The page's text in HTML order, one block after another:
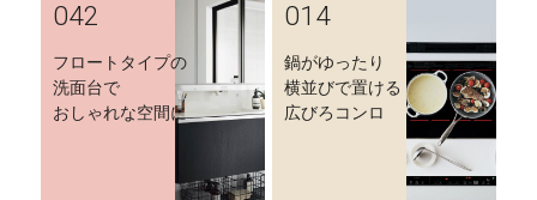
042
フロートタイプの
洗面台で
おしゃれな空間に
014
鍋がゆったり
横並びで置ける
広びろコンロ